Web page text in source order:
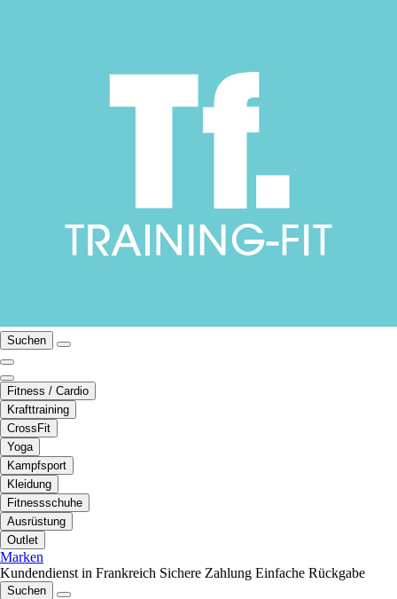
Suchen
Fitness / Cardio
Krafttraining
CrossFit
Yoga
Kampfsport
Kleidung
Fitnessschuhe
Ausrüstung
Outlet
Marken
Kundendienst in Frankreich Sichere Zahlung Einfache Rückgabe
Suchen